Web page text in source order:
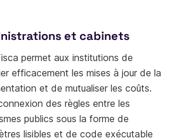
et cabinets
permet aux institutions de
efficacement les mises à jour de la
et de mutualiser les coûts.
des règles entre les
publics sous la forme de
lisibles et de code exécutable